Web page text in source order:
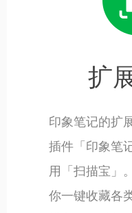
扩
印象笔记的扩
插件「印象笔
用「扫描宝」
你一键收藏各